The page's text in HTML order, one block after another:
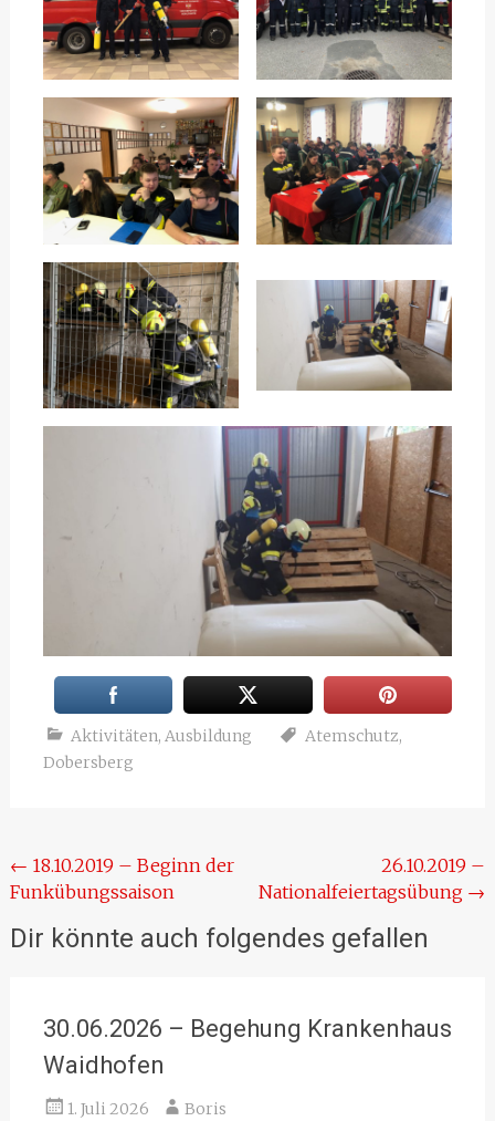
Aktivitäten, Ausbildung Atemschutz,
Dobersberg
Beitragsnavigation
← 18.10.2019 – Beginn der
Funkübungssaison
26.10.2019 –
Nationalfeiertagsübung →
Dir könnte auch folgendes gefallen
30.06.2026 – Begehung Krankenhaus
Waidhofen
1. Juli 2026 Boris